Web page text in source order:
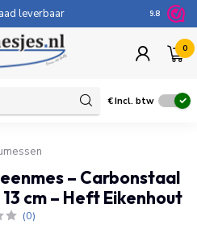
leverbaar 100
9.8
0
€Incl. btw
– Carbonstaal
cm – Heft Eikenhout
(0)